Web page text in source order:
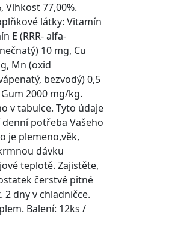
Vlhkost 77,00%.
látky: Vitamín
E (RRR- alfa-
10 mg, Cu
Mn (oxid
bezvodý) 0,5
2000 mg/kg.
v tabulce. Tyto údaje
potřeba Vašeho
je plemeno,věk,
dávku
teplotě. Zajistěte,
čerstvé pitné
2 dny v chladničce.
Balení: 12ks /